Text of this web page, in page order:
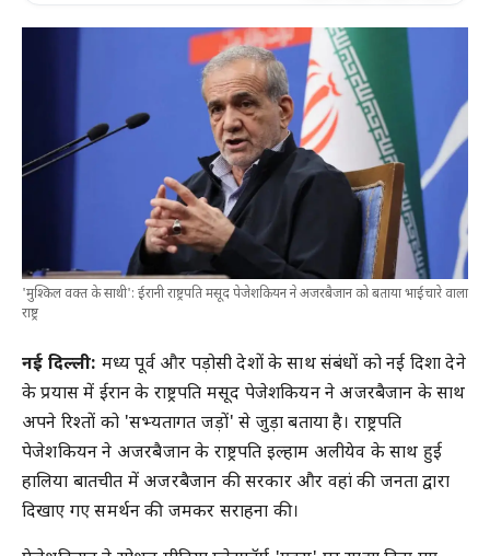
'मुश्किल वक्त के साथी': ईरानी राष्ट्रपति मसूद पेजेशकियन ने अजरबैजान को बताया भाईचारे वाला
राष्ट्र
नई दिल्ली: मध्य पूर्व और पड़ोसी देशों के साथ संबंधों को नई दिशा देने
के प्रयास में ईरान के राष्ट्रपति मसूद पेजेशकियन ने अजरबैजान के साथ
अपने रिश्तों को 'सभ्यतागत जड़ों' से जुड़ा बताया है। राष्ट्रपति
पेजेशकियन ने अजरबैजान के राष्ट्रपति इल्हाम अलीयेव के साथ हुई
हालिया बातचीत में अजरबैजान की सरकार और वहां की जनता द्वारा
दिखाए गए समर्थन की जमकर सराहना की।